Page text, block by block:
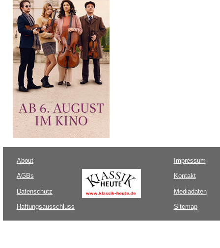
About
AGBs
Datenschutz
Haftungsausschluss
Impressum
Kontakt
Mediadaten
Sitemap